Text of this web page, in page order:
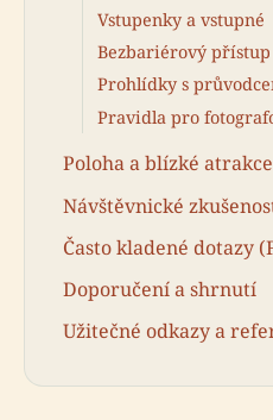
Vstupenky a vstupné
Bezbariérový přístup
Prohlídky s
Pravidla pro
Poloha a blízké atrakce
Návštěvnické
Často kladené dotazy
Doporučení a shrnutí
Užitečné odkazy a